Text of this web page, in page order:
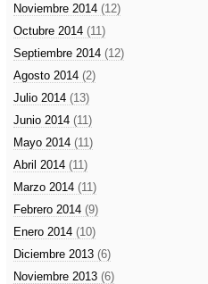
Noviembre 2014 (12)
Octubre 2014 (11)
Septiembre 2014 (12)
Agosto 2014 (2)
Julio 2014 (13)
Junio 2014 (11)
Mayo 2014 (11)
Abril 2014 (11)
Marzo 2014 (11)
Febrero 2014 (9)
Enero 2014 (10)
Diciembre 2013 (6)
Noviembre 2013 (6)